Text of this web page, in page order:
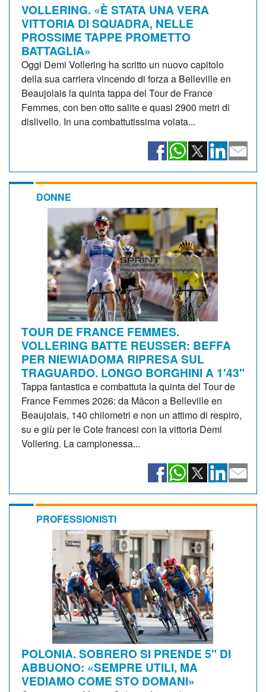
VOLLERING. «È STATA UNA VERA
VITTORIA DI SQUADRA, NELLE
PROSSIME TAPPE PROMETTO
BATTAGLIA»
Oggi Demi Vollering ha scritto un nuovo capitolo
della sua carriera vincendo di forza a Belleville en
Beaujolais la quinta tappa del Tour de France
Femmes, con ben otto salite e quasi 2900 metri di
dislivello. In una combattutissima volata...
DONNE
TOUR DE FRANCE FEMMES.
VOLLERING BATTE REUSSER: BEFFA
PER NIEWIADOMA RIPRESA SUL
TRAGUARDO. LONGO BORGHINI A 1'43"
Tappa fantastica e combattuta la quinta del Tour de
France Femmes 2026: da Mâcon a Belleville en
Beaujolais, 140 chilometri e non un attimo di respiro,
su e giù per le Cote francesi con la vittoria Demi
Vollering. La campionessa...
PROFESSIONISTI
POLONIA. SOBRERO SI PRENDE 5" DI
ABBUONO: «SEMPRE UTILI, MA
VEDIAMO COME STO DOMANI»